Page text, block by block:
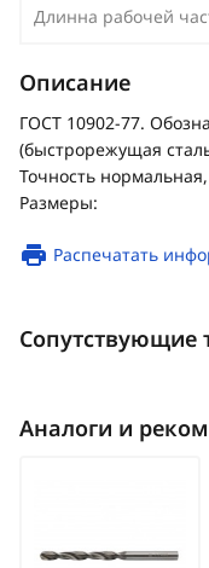
Длинна рабочей
Описание
ГОСТ 10902-77.
(быстрорежущая
Точность
Размеры:
Распечатать
Сопутствующие
Аналоги и